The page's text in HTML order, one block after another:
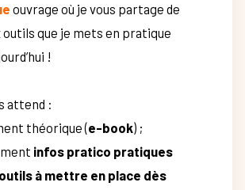
ouvrage où je vous partage de
que je mets en pratique
!
attend :
théorique (e-book) ;
infos pratico pratiques
à mettre en place dès